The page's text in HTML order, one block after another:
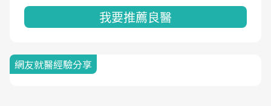
我要推薦良醫
網友就醫經驗分享